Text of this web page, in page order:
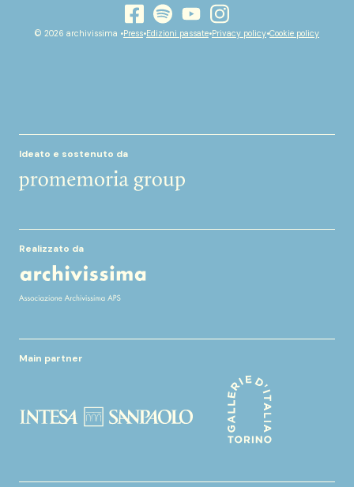
facebook
spotifyyoutubeinstagram
© 2026 archivissima •Press•Edizioni passate•Privacy policy•Cookie policy
Ideato e sostenuto da
Realizzato da
Main partner